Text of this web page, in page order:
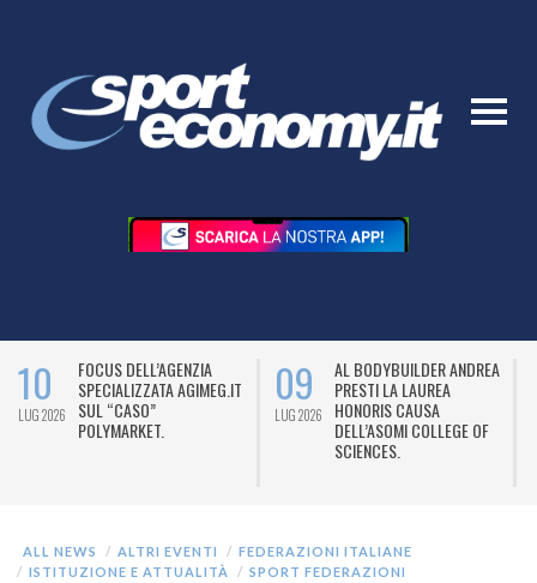
10
LUG 2026
FOCUS DELL’AGENZIA
SPECIALIZZATA AGIMEG.IT
SUL “CASO”
POLYMARKET.
09
LUG 2026
AL BODYBUILDER ANDREA
PRESTI LA LAUREA
HONORIS CAUSA
DELL’ASOMI COLLEGE OF
SCIENCES.
ALL NEWS ALTRI EVENTI
FEDERAZIONI ITALIANE
ISTITUZIONE E ATTUALITÀ
SPORT FEDERAZIONI